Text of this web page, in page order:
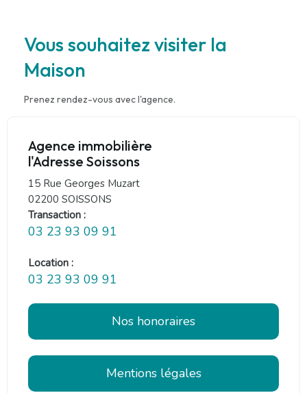
Vous souhaitez visiter la
Maison
Prenez rendez-vous avec l'agence.
Agence immobilière
l'Adresse Soissons
15 Rue Georges Muzart
02200 SOISSONS
Transaction :
03 23 93 09 91
Location :
03 23 93 09 91
Nos honoraires
Mentions légales